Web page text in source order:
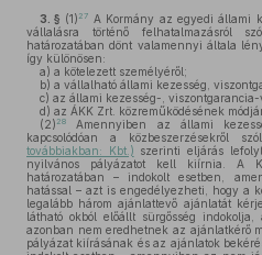
3. § (1) 27 A Kormány az egyedi állami
vállalásra történő felhatalmazásról
határozatában dönt valamennyi általa
így különösen:
a) a kötelezett személyéről;
b) a vállalható állami kezesség,
c) az állami kezesség-,
d) az ÁKK Zrt. közreműködésének
(2) 28
Amennyiben az állami
kapcsolódóan a közbeszerzésekről
továbbiakban: Kbt.) szerinti eljárás
nyilvános pályázatot kell kiírnia. A
határozatában – indokolt esetben,
hatással – azt is engedélyezheti, hogy a
legalább három ajánlattevő ajánlatát
látható okból előállt sürgősség
azonban nem eredhetnek az ajánlatkérő
pályázat kiírásának és az ajánlatok